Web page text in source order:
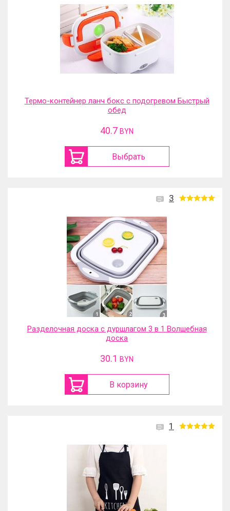
Термо-контейнер ланч бокс с подогревом Быстрый
обед
40.7 BYN
Выбрать
3
Разделочная доска с дуршлагом 3 в 1 Волшебная
доска
30.1 BYN
В корзину
1